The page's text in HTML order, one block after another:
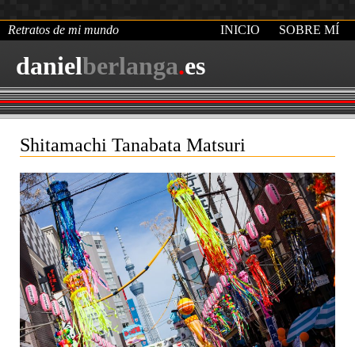
danielberlanga.es
Retratos de mi mundo INICIO SOBRE MÍ
Shitamachi Tanabata Matsuri